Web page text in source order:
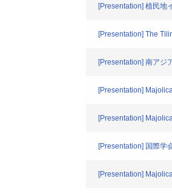
[Presentation] 植民地
[Presentation] The
[Presentation] 南アジ
[Presentation]
[Presentation]
[Presentation] 国際学
[Presentation]